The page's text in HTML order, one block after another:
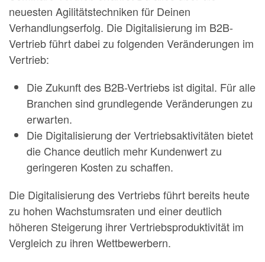
neuesten Agilitätstechniken für Deinen
Verhandlungserfolg. Die Digitalisierung im B2B-
Vertrieb führt dabei zu folgenden Veränderungen im
Vertrieb:
Die Zukunft des B2B-Vertriebs ist digital. Für alle
Branchen sind grundlegende Veränderungen zu
erwarten.
Die Digitalisierung der Vertriebsaktivitäten bietet
die Chance deutlich mehr Kundenwert zu
geringeren Kosten zu schaffen.
Die Digitalisierung des Vertriebs führt bereits heute
zu hohen Wachstumsraten und einer deutlich
höheren Steigerung ihrer Vertriebsproduktivität im
Vergleich zu ihren Wettbewerbern.